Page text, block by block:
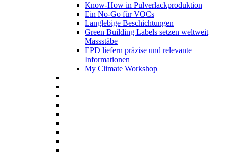
Know-How in Pulverlackproduktion
Ein No-Go für VOCs
Langlebige Beschichtungen
Green Building Labels setzen weltweit
Massstäbe
EPD liefern präzise und relevante
Informationen
My Climate Workshop